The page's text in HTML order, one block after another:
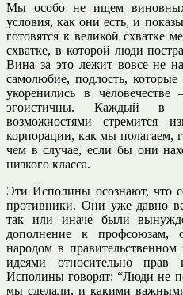
Мы особо не ищем
условия, как они есть, и
готовятся к великой
схватке, в которой люди
Вина за это лежит вовсе не
самолюбие, подлость,
укоренились в
эгоистичны. Каждый в
возможностями стремится
корпорации, как мы полагаем,
чем в случае, если бы они
низкого класса.
Эти Исполины осознают, что
противники. Они уже давно
так или иначе были
дополнение к профсоюзам,
народом в
идеями относительно
Исполины говорят: “Люди не
мы сделали, и какими